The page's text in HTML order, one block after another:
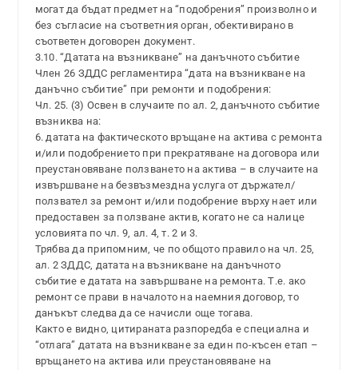
могат да бъдат предмет на “подобрения” произволно и
без съгласие на съответния орган, обективирано в
съответен договорен документ.
3.10. “Датата на възникване” на данъчното събитие
Член 26 ЗДДС регламентира “дата на възникване на
данъчно събитие” при ремонти и подобрения:
Чл. 25. (3) Освен в случаите по ал. 2, данъчното събитие
възниква на:
6. датата на фактическото връщане на актива с ремонта
и/или подобрението при прекратяване на договора или
преустановяване ползването на актива – в случаите на
извършване на безвъзмездна услуга от държател/
ползвател за ремонт и/или подобрение върху нает или
предоставен за ползване актив, когато не са налице
условията по чл. 9, ал. 4, т. 2 и 3.
Трябва да припомним, че по общото правило на чл. 25,
ал. 2 ЗДДС, датата на възникване на данъчното
събитие е датата на завършване на ремонта. Т.е. ако
ремонт се прави в началото на наемния договор, то
данъкът следва да се начисли още тогава.
Както е видно, цитираната разпоредба е специална и
“отлага” датата на възникване за един по-късен етап –
връщането на актива или преустановяване на